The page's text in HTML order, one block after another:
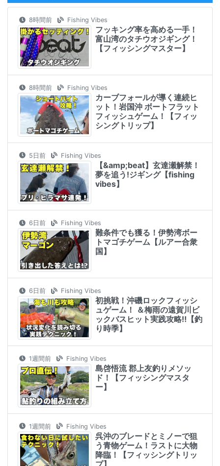
8時間前 Fishing Vibes
フッキング率を高める一手！
富山湾のタチウオジギング！
【フィッシングマスター】
8時間前 Fishing Vibes
カーブフォールが導く連続ヒ
ット！岩国沖 ボートフラット
フィッシュゲーム！【フィッ
シングトリップ】
5日前 Fishing Vibes
【&amp;beat】玄達瀬解禁！
夢を追う!ジギング【fishing
vibes】
6日前 Fishing Vibes
難条件でも獲る！伊勢湾ボー
トマゴチゲーム【ルアー合衆
国】
6日前 Fishing Vibes
初挑戦！沖磯ロックフィッシ
ュゲーム！ ＆梅雨の遠賀川ビ
ックバスヒット実践攻略‼︎【釣
り時季】
1週間前 Fishing Vibes
島啓悟流 郡上友釣りメソッ
ド！【フィッシングマスタ
ー】
1週間前 Fishing Vibes
呉沖のブレードとミノーで狙
う青物ゲーム！ラストに大物
降臨！【フィッシングトリッ
プ】